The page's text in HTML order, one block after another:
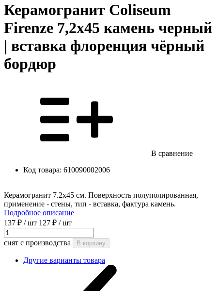
Керамогранит Coliseum
Firenze 7,2х45 камень черный
| вставка флоренция чёрный
бордюр
В сравнение
Код товара: 610090002006
Керамогранит 7.2x45 см. Поверхность полуполированная,
применение - стены, тип - вставка, фактура камень.
Подробное описание
137 ₽ / шт 127 ₽ / шт
снят с производства В корзину
Другие варианты товара